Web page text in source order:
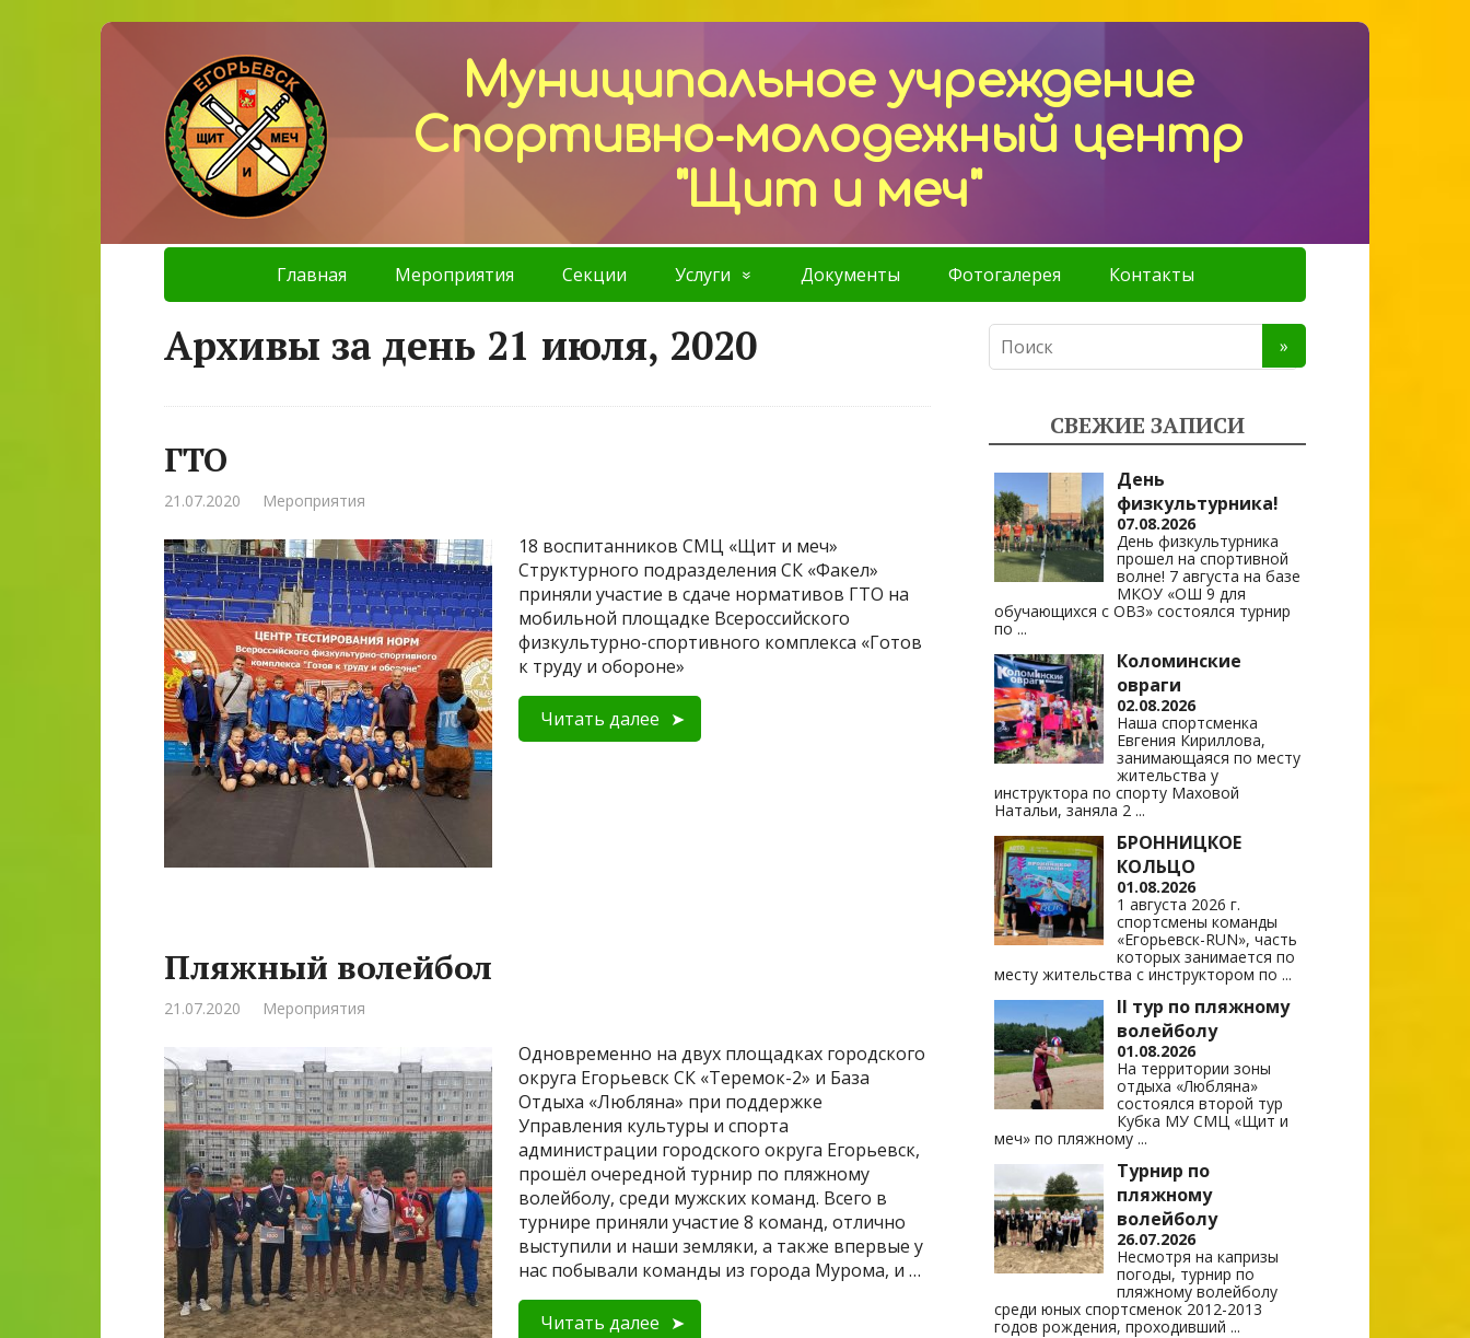
Муниципальное учреждение
Спортивно-молодежный центр
"Щит и меч"
Главная Мероприятия Секции Услуги Документы Фотогалерея Контакты
Архивы за день 21 июля, 2020
ГТО
21.07.2020 Мероприятия
18 воспитанников СМЦ «Щит и меч»
Структурного подразделения СК «Факел»
приняли участие в сдаче нормативов ГТО на
мобильной площадке Всероссийского
физкультурно-спортивного комплекса «Готов
к труду и обороне»
Читать далее
Пляжный волейбол
21.07.2020 Мероприятия
Одновременно на двух площадках городского
округа Егорьевск СК «Теремок-2» и База
Отдыха «Любляна» при поддержке
Управления культуры и спорта
администрации городского округа Егорьевск,
прошёл очередной турнир по пляжному
волейболу, среди мужских команд. Всего в
турнире приняли участие 8 команд, отлично
выступили и наши земляки, а также впервые у
нас побывали команды из города Мурома, и …
Читать далее
СВЕЖИЕ ЗАПИСИ
День
физкультурника!
07.08.2026
День физкультурника
прошел на спортивной
волне! 7 августа на базе
МКОУ «ОШ 9 для
обучающихся с ОВЗ» состоялся турнир
по...
Коломинские
овраги
02.08.2026
Наша спортсменка
Евгения Кириллова,
занимающаяся по месту
жительства у
инструктора по спорту Маховой
Натальи, заняла 2 ...
БРОННИЦКОЕ
КОЛЬЦО
01.08.2026
1 августа 2026 г.
спортсмены команды
«Егорьевск-RUN», часть
которых занимается по
месту жительства с инструктором по ...
II тур по пляжному
волейболу
01.08.2026
На территории зоны
отдыха «Любляна»
состоялся второй тур
Кубка МУ СМЦ «Щит и
меч» по пляжному ...
Турнир по
пляжному
волейболу
26.07.2026
Несмотря на капризы
погоды, турнир по
пляжному волейболу
среди юных спортсменок 2012-2013
годов рождения, проходивший ...